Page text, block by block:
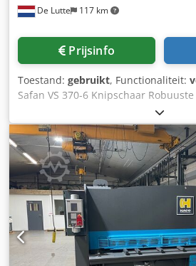
De Lutte 117 km
Prijsinfo
Toestand: gebruikt, Functionaliteit:
Safan VS 370-6 Knipschaar
knipschaar voor het nauwkeurig
plaatmateriaal. Ideaal voor dagelijks
metaalindustrie. Specificaties: Merk:
Rpqolxjf Type: VS 370-6 Kniplengte:
plaatdikte: 6 mm (staal)
werkende staat